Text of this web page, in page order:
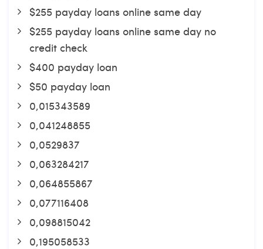
$255 payday loans online same day
$255 payday loans online same day no
credit check
$400 payday loan
$50 payday loan
0,015343589
0,041248855
0,0529837
0,063284217
0,064855867
0,077116408
0,098815042
0,195058533